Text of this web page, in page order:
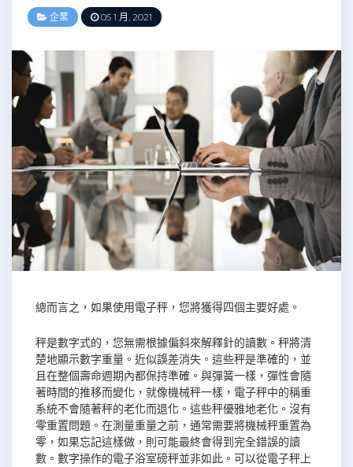
企業 05 1 月, 2021
總而言之，如果使用電子秤，您將獲得四個主要好處。
秤是數字式的，您無需根據偏斜來解釋針的讀數。秤將清
楚地顯示數字重量。近似誤差消失。這些秤是準確的，並
且在整個壽命週期內都保持準確。與彈簧一樣，彈性會隨
著時間的推移而變化，就像機械秤一樣，電子秤中的稱重
系統不會隨著秤的老化而退化。這些秤優雅地老化。沒有
零重置問題。在測量重量之前，通常需要將機械秤重置為
零，如果忘記這樣做，則可能最終會得到完全錯誤的讀
數。數字操作的電子浴室磅秤並非如此。可以從電子秤上